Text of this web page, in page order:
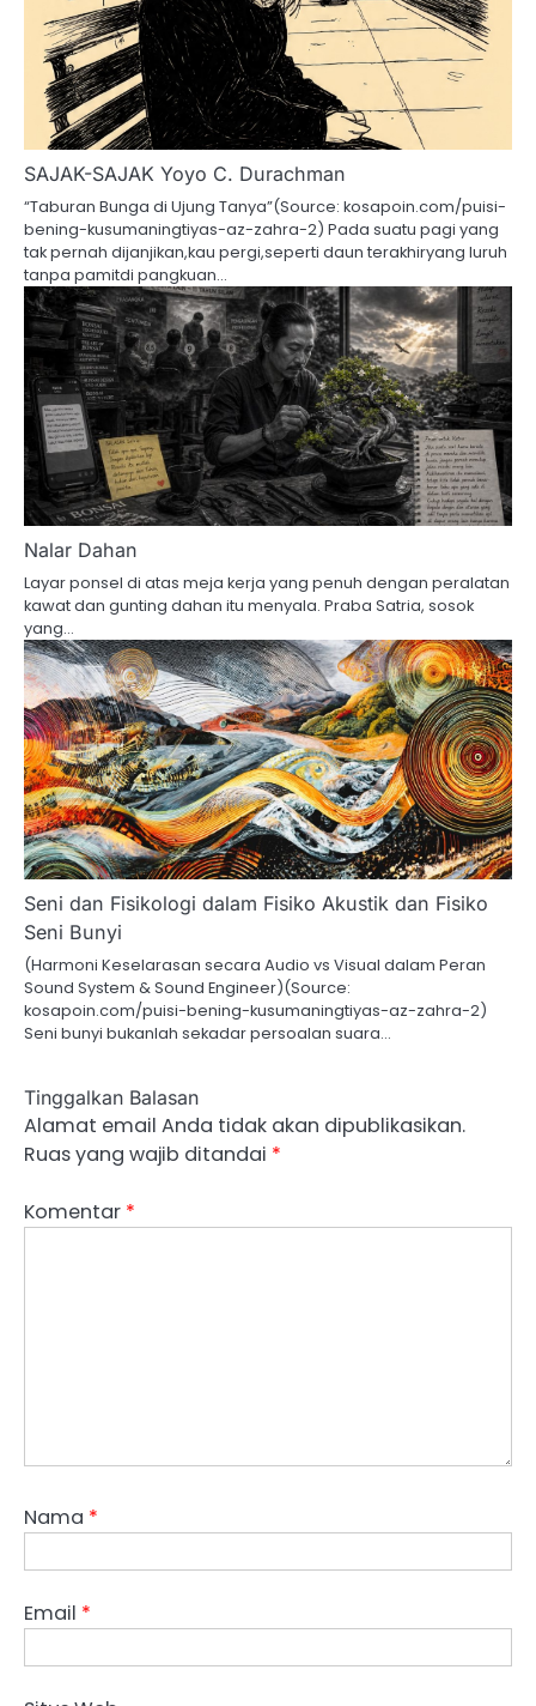
SAJAK-SAJAK Yoyo C. Durachman
“Taburan Bunga di Ujung Tanya”(Source: kosapoin.com/puisi-
bening-kusumaningtiyas-az-zahra-2) Pada suatu pagi yang
tak pernah dijanjikan,kau pergi,seperti daun terakhiryang luruh
tanpa pamitdi pangkuan…
Nalar Dahan
Layar ponsel di atas meja kerja yang penuh dengan peralatan
kawat dan gunting dahan itu menyala. Praba Satria, sosok
yang…
Seni dan Fisikologi dalam Fisiko Akustik dan Fisiko
Seni Bunyi
(Harmoni Keselarasan secara Audio vs Visual dalam Peran
Sound System & Sound Engineer)(Source:
kosapoin.com/puisi-bening-kusumaningtiyas-az-zahra-2)
Seni bunyi bukanlah sekadar persoalan suara…
Tinggalkan Balasan
Alamat email Anda tidak akan dipublikasikan.
Ruas yang wajib ditandai *
Komentar *
Nama *
Email *